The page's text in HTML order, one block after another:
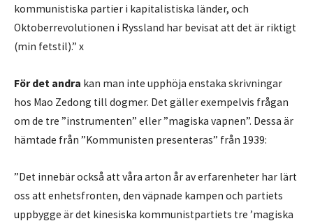
kommunistiska partier i kapitalistiska länder, och
Oktoberrevolutionen i Ryssland har bevisat att det är riktigt
(min fetstil).” x
För det andra kan man inte upphöja enstaka skrivningar
hos Mao Zedong till dogmer. Det gäller exempelvis frågan
om de tre ”instrumenten” eller ”magiska vapnen”. Dessa är
hämtade från ”Kommunisten presenteras” från 1939:
”Det innebär också att våra arton år av erfarenheter har lärt
oss att enhetsfronten, den väpnade kampen och partiets
uppbygge är det kinesiska kommunistpartiets tre ’magiska